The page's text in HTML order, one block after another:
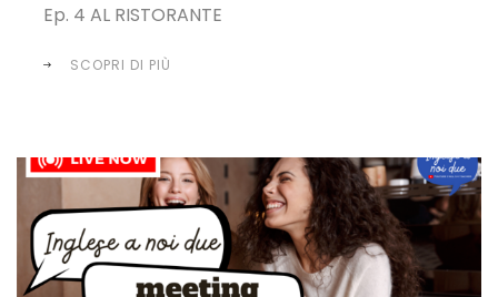
Ep. 4 AL RISTORANTE
SCOPRI DI PIÙ